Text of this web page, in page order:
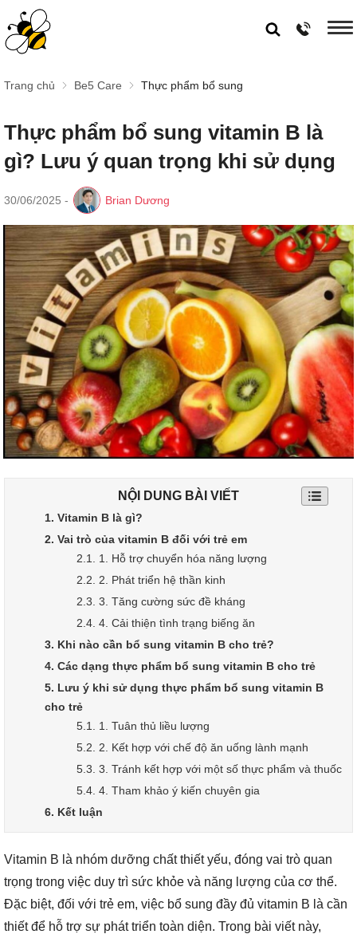
Trang chủ Be5 Care Thực phẩm bổ sung
Thực phẩm bổ sung vitamin B là
gì? Lưu ý quan trọng khi sử dụng
30/06/2025 - Brian Dương
NỘI DUNG BÀI VIẾT
1. Vitamin B là gì?
2. Vai trò của vitamin B đối với trẻ em
2.1. 1. Hỗ trợ chuyển hóa năng lượng
2.2. 2. Phát triển hệ thần kinh
2.3. 3. Tăng cường sức đề kháng
2.4. 4. Cải thiện tình trạng biếng ăn
3. Khi nào cần bổ sung vitamin B cho trẻ?
4. Các dạng thực phẩm bổ sung vitamin B cho trẻ
5. Lưu ý khi sử dụng thực phẩm bổ sung vitamin B
cho trẻ
5.1. 1. Tuân thủ liều lượng
5.2. 2. Kết hợp với chế độ ăn uống lành mạnh
5.3. 3. Tránh kết hợp với một số thực phẩm và thuốc
5.4. 4. Tham khảo ý kiến chuyên gia
6. Kết luận
Vitamin B là nhóm dưỡng chất thiết yếu, đóng vai trò quan
trọng trong việc duy trì sức khỏe và năng lượng của cơ thể.
Đặc biệt, đối với trẻ em, việc bổ sung đầy đủ vitamin B là cần
thiết để hỗ trợ sự phát triển toàn diện. Trong bài viết này,